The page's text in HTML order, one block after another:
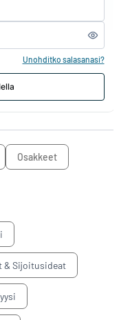
Unohditko salasanasi?
osakkeet
& Sijoitusideat